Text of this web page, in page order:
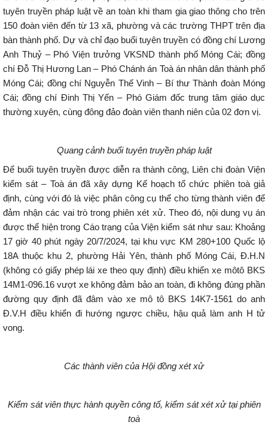
tuyên truyền pháp luật về an toàn khi tham gia giao thông cho trên
150 đoàn viên đến từ 13 xã, phường và các trường THPT trên địa
bàn thành phố. Dự và chỉ đạo buổi tuyên truyền có đồng chí Lương
Anh Thuỷ – Phó Viện trưởng VKSND thành phố Móng Cái; đồng
chí Đỗ Thị Hương Lan – Phó Chánh án Toà án nhân dân thành phố
Móng Cái; đồng chí Nguyễn Thế Vinh – Bí thư Thành đoàn Móng
Cái; đồng chí Đinh Thị Yến – Phó Giám đốc trung tâm giáo dục
thường xuyên, cùng đông đảo đoàn viên thanh niên của 02 đơn vị.
Quang cảnh buổi tuyên truyền pháp luật
Để buổi tuyên truyền được diễn ra thành công, Liên chi đoàn Viện
kiểm sát – Toà án đã xây dựng Kế hoạch tổ chức phiên toà giả
định, cùng với đó là việc phân công cụ thể cho từng thành viên để
đảm nhận các vai trò trong phiên xét xử. Theo đó, nội dung vụ án
được thể hiện trong Cáo trạng của Viện kiểm sát như sau: Khoảng
17 giờ 40 phút ngày 20/7/2024, tại khu vực KM 280+100 Quốc lộ
18A thuộc khu 2, phường Hải Yên, thành phố Móng Cái, Đ.H.N
(không có giấy phép lái xe theo quy định) điều khiển xe môtô BKS
14M1-096.16 vượt xe không đảm bảo an toàn, đi không đúng phần
đường quy định đã đâm vào xe mô tô BKS 14K7-1561 do anh
Đ.V.H điều khiển đi hướng ngược chiều, hậu quả làm anh H tử
vong.
Các thành viên của Hội đồng xét xử
Kiểm sát viên thực hành quyền công tố, kiểm sát xét xử tại phiên
toà